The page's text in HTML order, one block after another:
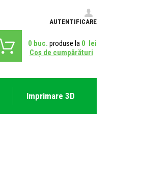
AUTENTIFICARE
0 buc. produse la 0 lei
Coş de cumpărături
Imprimare 3D